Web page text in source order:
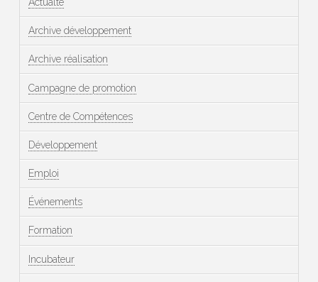
Archive développement
Archive réalisation
Campagne de promotion
Centre de Compétences
Développement
Emploi
Événements
Formation
Incubateur